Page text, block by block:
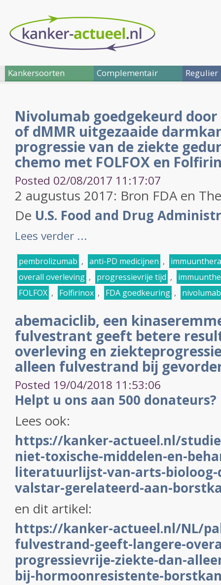
Kankersoorten Complementair Regulier
Nivolumab goedgekeurd door
of dMMR uitgezaaide
progressie van de ziekte
chemo met FOLFOX en
Posted 02/08/2017 11:17:07
2 augustus 2017: Bron FDA en
De U.S. Food and Drug
Lees verder ...
pembrolizumab , anti-PD medicijnen ,
overall overleving , progressievrije tijd ,
FOLFOX , Folfirinox , FDA goedkeuring , nivolumab
abemaciclib, een
fulvestrant geeft betere
overleving en
alleen fulvestrand bij
Posted 19/04/2018 11:53:06
Helpt u ons aan 500 donateurs?
Lees ook:
https://kanker-actueel.nl/
niet-toxische-middelen-en-
literatuurlijst-van-arts-bioloog-
valstar-gerelateerd-aan-
en dit artikel:
https://kanker-actueel.nl/NL/
fulvestrand-geeft-langere-
progressievrije-ziekte-dan-
bij-hormoonresistente-